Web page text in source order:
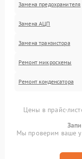
Замена предохранителя
Замена АЦП
Замена транзистора
Ремонт микросхемы
Ремонт конденсатора
Цены в прайс-
Мы проверим ваше